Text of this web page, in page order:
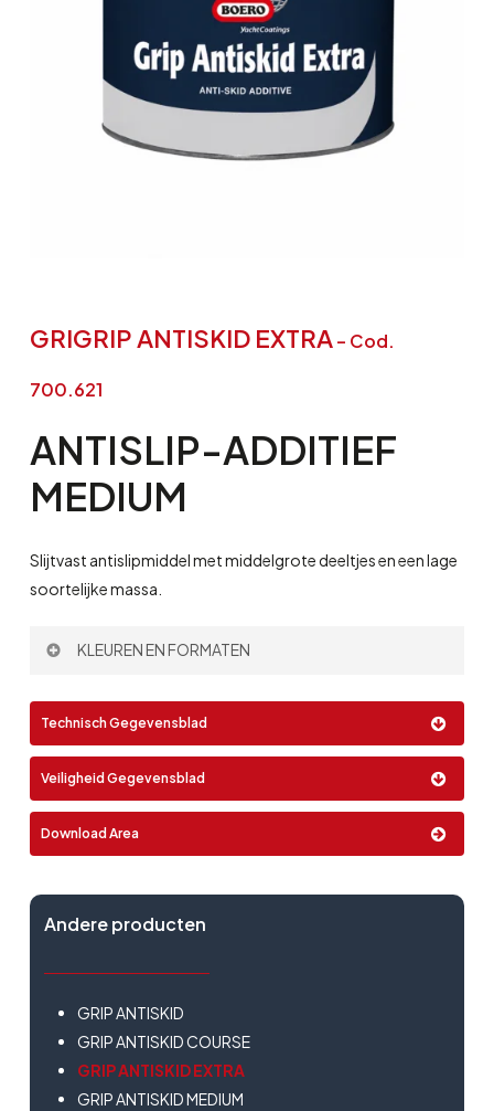
GRIGRIP ANTISKID EXTRA– Cod.
700.621
ANTISLIP-ADDITIEF
MEDIUM
Slijtvast antislipmiddel met middelgrote deeltjes en een lage
soortelijke massa.
KLEUREN EN FORMATEN
Formaat:
Technisch Gegevensblad
Veiligheid Gegevensblad
Download Area
Andere producten
GRIP ANTISKID
GRIP ANTISKID COURSE
GRIP ANTISKID EXTRA
GRIP ANTISKID MEDIUM